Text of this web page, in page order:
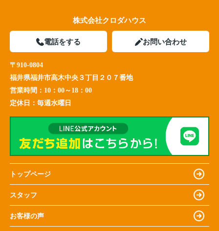
株式会社クロダハウス
電話をする お問い合わせ
〒910-0804
福井県福井市高木中央３丁目２０７番地
営業時間： 10：00～18：00
定休日： 毎週水曜日
トップページ
スタッフ
お客様の声